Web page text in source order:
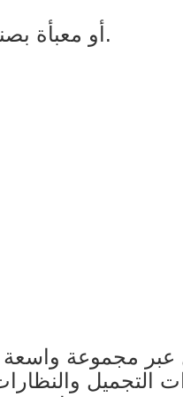
4. علبة كرتون زانيتا مع واقي زاوية من الورق المقوى على شكل حرف L، أو معبأة بصندوق خشبي.
مجموعة واسعة
والنظارات